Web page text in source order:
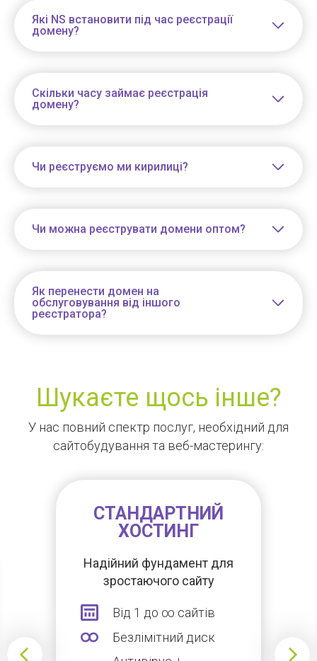
Які NS встановити під час реєстрації
домену?
Скільки часу займає реєстрація
домену?
Чи реєструємо ми кирилиці?
Чи можна реєструвати домени оптом?
Як перенести домен на
обслуговування від іншого
реєстратора?
Шукаєте щось інше?
У нас повний спектр послуг, необхідний для
сайтобудування та веб-мастерингу:
СТАНДАРТНИЙ
ХОСТИНГ
Надійний фундамент для
зростаючого сайту
Від 1 до ∞ сайтів
Безлімітний диск